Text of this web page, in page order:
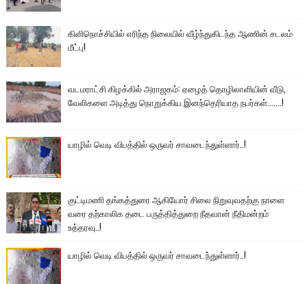
கிளிநொச்சியில் எரிந்த நிலையில் வீழ்ந்துகிடந்த ஆணின் சடலம்
மீட்பு!
வடமராட்சி கிழக்கில் அராஜகம்: ஏழைத் தொழிலாளியின் வீடு,
வேலிகளை அடித்து நொறுக்கிய இனந்தெரியாத நபர்கள்.......!
யாழில் வெடி விபத்தில் ஒருவர் சாவடைந்துள்ளார்..!
குட்டிமணி தங்கத்துரை ஆகியோர் சிலை நிறுவுவதற்கு நாளை
வரை தற்காலிக தடை பருத்தித்துறை நீதவான் நீதிமன்றம்
உத்தரவு..!
யாழில் வெடி விபத்தில் ஒருவர் சாவடைந்துள்ளார்..!